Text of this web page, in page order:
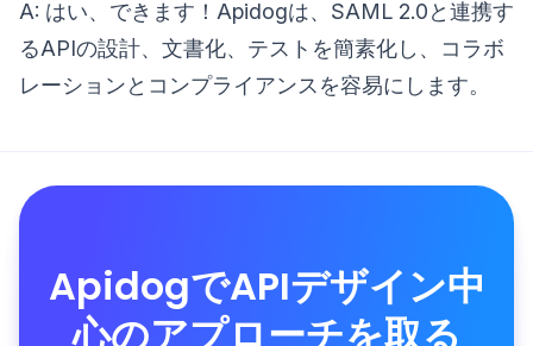
A: はい、できます！Apidogは、SAML 2.0と連携す
るAPIの設計、文書化、テストを簡素化し、コラボ
レーションとコンプライアンスを容易にします。
ApidogでAPIデザイン中
心のアプローチを取る